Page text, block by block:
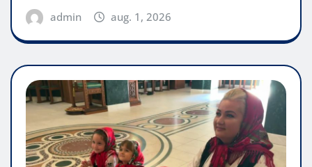
admin aug. 1, 2026